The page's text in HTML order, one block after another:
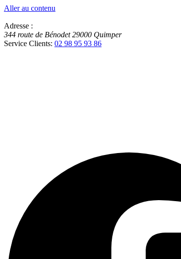
Aller au contenu
Adresse :
344 route de Bénodet 29000 Quimper
Service Clients: 02 98 95 93 86